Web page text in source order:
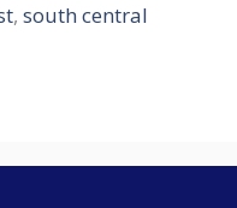
, south central